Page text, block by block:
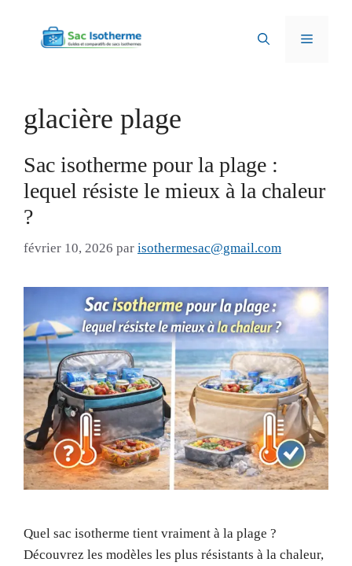
contenu
Menu
glacière plage
Sac isotherme pour la plage :
lequel résiste le mieux à la chaleur
?
février 10, 2026 par isothermesac@gmail.com
Quel sac isotherme tient vraiment à la plage ?
Découvrez les modèles les plus résistants à la chaleur,